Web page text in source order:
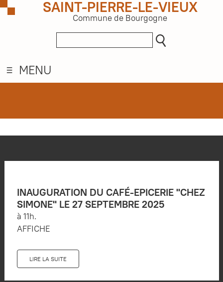
SAINT-PIERRE-LE-VIEUX
Commune de Bourgogne
MENU
INAUGURATION DU CAFÉ-EPICERIE "CHEZ
SIMONE" LE 27 SEPTEMBRE 2025
à 11h.
AFFICHE
LIRE LA SUITE